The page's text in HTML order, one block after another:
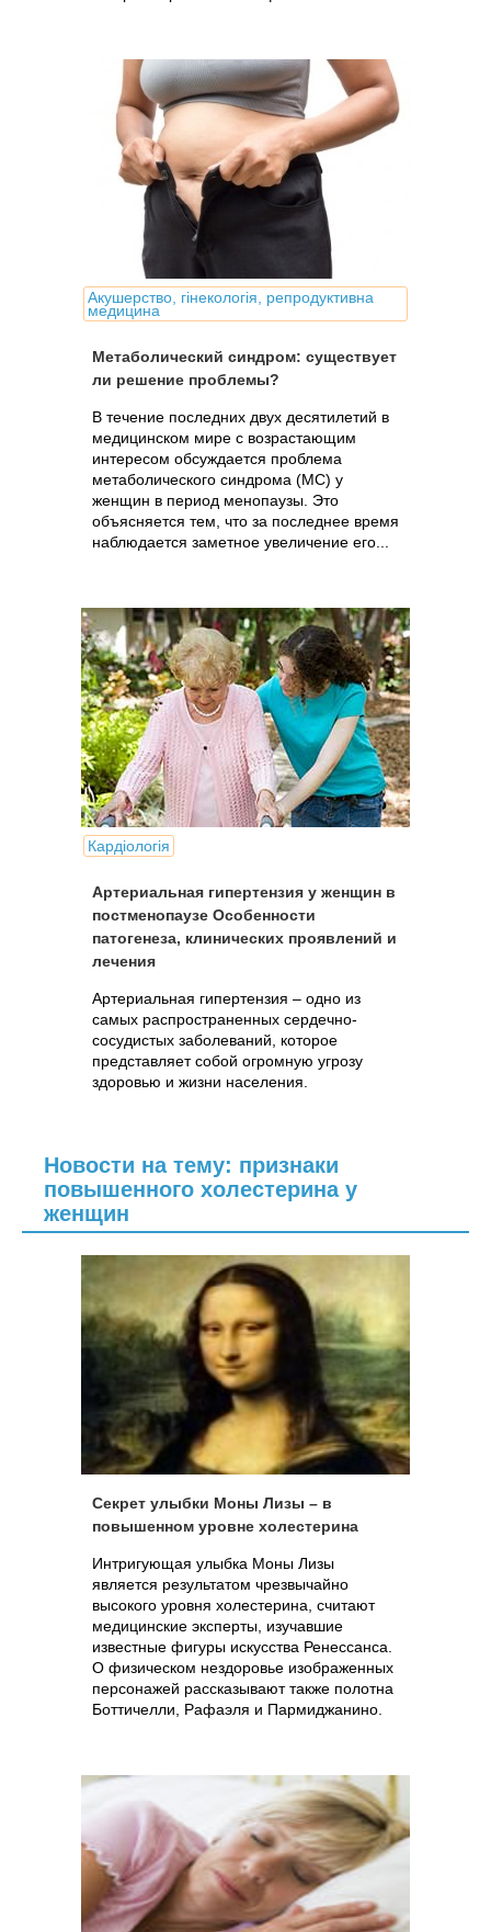
Акушерство, гінекологія, репродуктивна
медицина
Метаболический синдром: существует
ли решение проблемы?
В течение последних двух десятилетий в
медицинском мире с возрастающим
интересом обсуждается проблема
метаболического синдрома (МС) у
женщин в период менопаузы. Это
объясняется тем, что за последнее время
наблюдается заметное увеличение его...
Кардіологія
Артериальная гипертензия у женщин в
постменопаузе Особенности
патогенеза, клинических проявлений и
лечения
Артериальная гипертензия – одно из
самых распространенных сердечно-
сосудистых заболеваний, которое
представляет собой огромную угрозу
здоровью и жизни населения.
Новости на тему: признаки
повышенного холестерина у
женщин
Секрет улыбки Моны Лизы – в
повышенном уровне холестерина
Интригующая улыбка Моны Лизы
является результатом чрезвычайно
высокого уровня холестерина, считают
медицинские эксперты, изучавшие
известные фигуры искусства Ренессанса.
О физическом нездоровье изображенных
персонажей рассказывают также полотна
Боттичелли, Рафаэля и Пармиджанино.